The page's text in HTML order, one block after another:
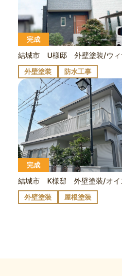
完成
外壁塗装 防水工事
完成
外壁塗装 屋根塗装